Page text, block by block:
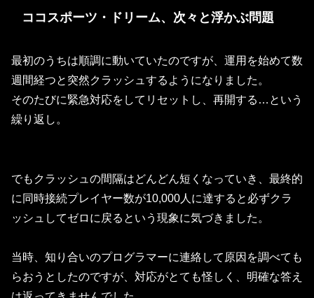
ココスポーツ・ドリーム、次々と浮かぶ問題
最初のうちは順調に動いていたのですが、運用を始めて数
週間経つと突然クラッシュするようになりました。
そのたびに緊急対応をしてリセットし、再開する…という
繰り返し。
でもクラッシュの間隔はどんどん短くなっていき、最終的
に 同時接続プレイヤー数が10,000人に達すると必ずクラ
ッシュしてゼロに戻る という現象に気づきました。
当時、知り合いのプログラマーに連絡して原因を調べても
らおうとしたのですが、対応がとても怪しく、明確な答え